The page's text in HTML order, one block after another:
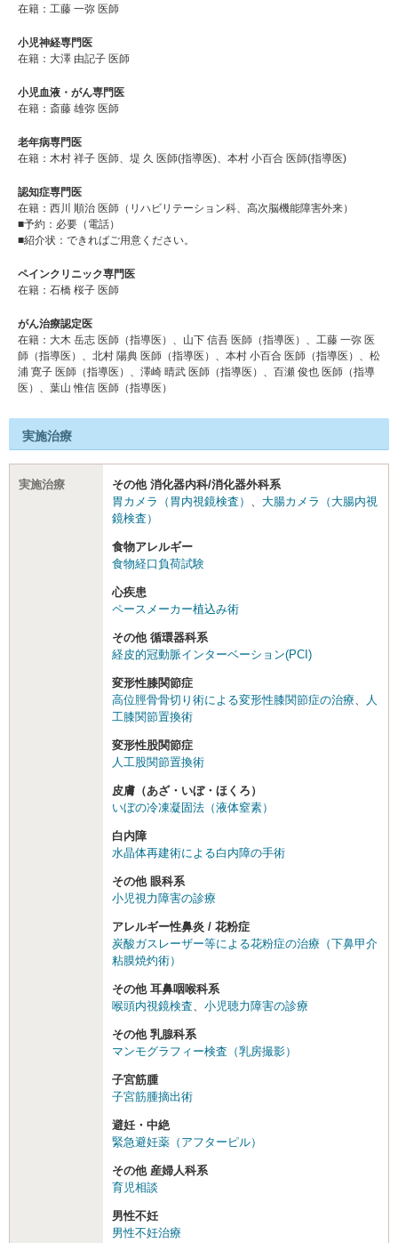
在籍：工藤 一弥 医師
小児神経専門医
在籍：大澤 由記子 医師
小児血液・がん専門医
在籍：斎藤 雄弥 医師
老年病専門医
在籍：木村 祥子 医師、堤 久 医師(指導医)、本村 小百合 医師(指導医)
認知症専門医
在籍：西川 順治 医師（リハビリテーション科、高次脳機能障害外来）
■予約：必要（電話）
■紹介状：できればご用意ください。
ペインクリニック専門医
在籍：石橋 桜子 医師
がん治療認定医
在籍：⼤木 岳志 医師（指導医）、⼭下 信吾 医師（指導医）、⼯藤 ⼀弥 医
師（指導医）、北村 陽典 医師（指導医）、本村 ⼩百合 医師（指導医）、松
浦 寛⼦ 医師（指導医）、澤崎 晴武 医師（指導医）、百瀬 俊也 医師（指導
医）、葉⼭ 惟信 医師（指導医）
実施治療
実施治療
その他 消化器内科/消化器外科系
胃カメラ（胃内視鏡検査） 、 大腸カメラ（大腸内視
鏡検査）
食物アレルギー
食物経口負荷試験
心疾患
ペースメーカー植込み術
その他 循環器科系
経皮的冠動脈インターベーション(PCI)
変形性膝関節症
高位脛骨骨切り術による変形性膝関節症の治療、
人
工膝関節置換術
変形性股関節症
人工股関節置換術
皮膚（あざ・いぼ・ほくろ）
いぼの冷凍凝固法（液体窒素）
白内障
水晶体再建術による白内障の手術
その他 眼科系
小児視力障害の診療
アレルギー性鼻炎 / 花粉症
炭酸ガスレーザー等による花粉症の治療（下鼻甲介
粘膜焼灼術）
その他 耳鼻咽喉科系
喉頭内視鏡検査、 小児聴力障害の診療
その他 乳腺科系
マンモグラフィー検査（乳房撮影）
子宮筋腫
子宮筋腫摘出術
避妊・中絶
緊急避妊薬（アフターピル）
その他 産婦人科系
育児相談
男性不妊
男性不妊治療